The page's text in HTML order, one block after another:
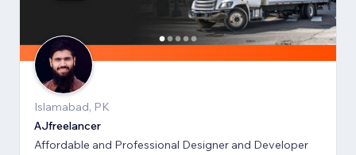
Islamabad, PK
AJfreelancer
Affordable and Professional Designer and Developer